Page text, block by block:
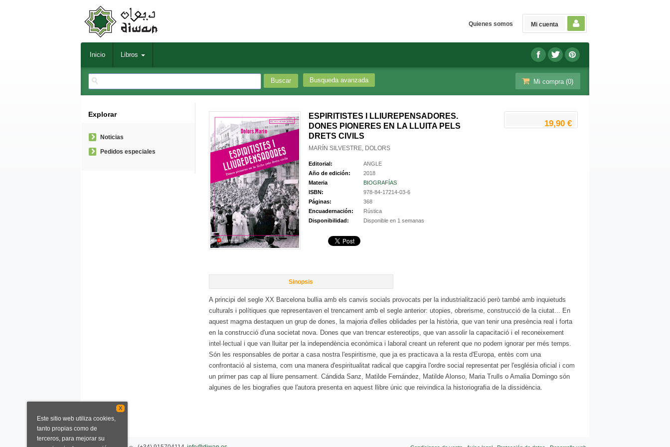
Mi cuenta
Quienes somos
Inicio Libros
Busqueda avanzada Mi compra (0)
ESPIRITISTES I LLIUREPENSADORES.
DONES PIONERES EN LA LLUITA PELS
DRETS CIVILS
MARÍN SILVESTRE, DOLORS
Editorial:
ANGLE
Año de edición:
2018
Materia
BIOGRAFÍAS
ISBN:
978-84-17214-03-6
Páginas:
368
Encuadernación:
Rústica
Disponibilidad:
Disponible en 1 semanas
19,90 €
Sinopsis
A principi del segle XX Barcelona bullia amb els canvis socials provocats per la industrialització però també amb inquietuds
culturals i polítiques que representaven el trencament amb el segle anterior: utopies, obrerisme, construcció de la ciutat... En
aquest magma destaquen un grup de dones, la majoria d'elles oblidades per la història, que van tenir una presència real i forta
en la construcció d'una societat nova. Dones que van trencar estereotips, que van assolir la capacitació i el reconeixement
intel·lectual i que van lluitar per la independència econòmica i laboral creant un referent que no podem ignorar per més temps.
Són les responsables de portar a casa nostra l'espiritisme, que ja es practicava a la resta d'Europa, entès com una
confrontació al sistema, com una manera d'espiritualitat radical que capgira l'ordre social representat per l'església oficial i com
un primer pas cap al lliure pensament. Cándida Sanz, Matilde Fernández, Matilde Alonso, Maria Trulls o Amalia Domingo són
algunes de les biografies que l'autora presenta en aquest llibre únic que reivindica la historiografia de la dissidència.
Explorar
Noticias
Pedidos especiales
X
Este sitio web utiliza cookies,
tanto propias como de
terceros, para mejorar su